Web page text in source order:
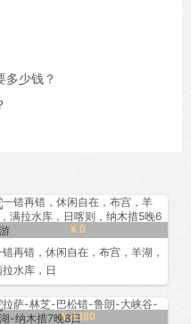
多少钱？
¥ 0
错再错，休闲自在，布宫，羊湖，
拉水库，日
¥ 4380